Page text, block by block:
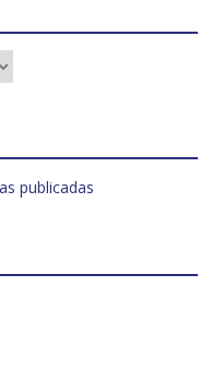
publicadas